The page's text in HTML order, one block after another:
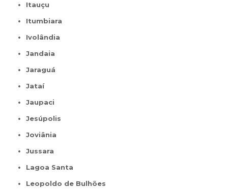
Itauçu
Itumbiara
Ivolândia
Jandaia
Jaraguá
Jataí
Jaupaci
Jesúpolis
Joviânia
Jussara
Lagoa Santa
Leopoldo de Bulhões